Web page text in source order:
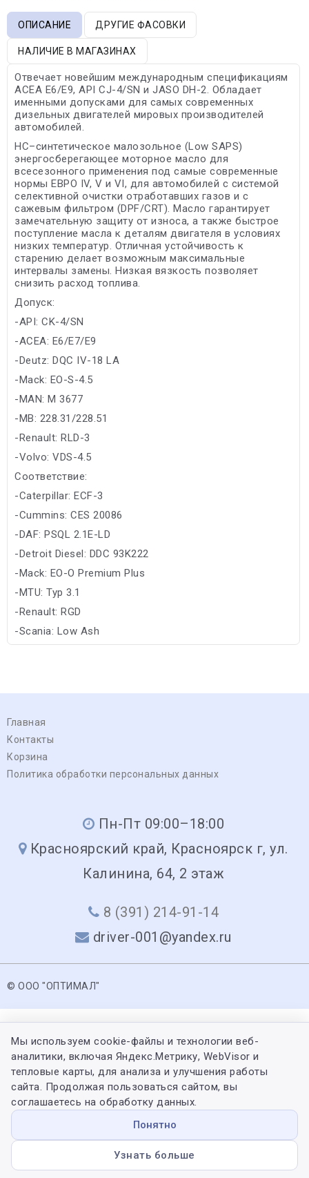
ОПИСАНИЕ ДРУГИЕ ФАСОВКИ
НАЛИЧИЕ В МАГАЗИНАХ
Отвечает новейшим международным спецификациям
ACEA E6/E9, API CJ-4/SN и JASO DH-2. Обладает
именными допусками для самых современных
дизельных двигателей мировых производителей
автомобилей.
HC–синтетическое малозольное (Low SAPS)
энергосберегающее моторное масло для
всесезонного применения под самые современные
нормы ЕВРО IV, V и VI, для автомобилей с системой
селективной очистки отработавших газов и с
сажевым фильтром (DPF/CRT). Масло гарантирует
замечательную защиту от износа, а также быстрое
поступление масла к деталям двигателя в условиях
низких температур. Отличная устойчивость к
старению делает возможным максимальные
интервалы замены. Низкая вязкость позволяет
снизить расход топлива.
Допуск:
-API: CK-4/SN
-ACEA: E6/E7/E9
-Deutz: DQC IV-18 LA
-Mack: EO-S-4.5
-MAN: M 3677
-MB: 228.31/228.51
-Renault: RLD-3
-Volvo: VDS-4.5
Соответствие:
-Caterpillar: ECF-3
-Cummins: CES 20086
-DAF: PSQL 2.1E-LD
-Detroit Diesel: DDC 93K222
-Mack: EO-O Premium Plus
-MTU: Typ 3.1
-Renault: RGD
-Scania: Low Ash
Главная
Контакты
Корзина
Политика обработки персональных данных
Пн-Пт 09:00–18:00
Красноярский край, Красноярск г, ул.
Калинина, 64, 2 этаж
8 (391) 214-91-14
driver-001@yandex.ru
© ООО "ОПТИМАЛ"
Мы используем cookie-файлы и технологии веб-
аналитики, включая Яндекс.Метрику, WebVisor и
тепловые карты, для анализа и улучшения работы
сайта. Продолжая пользоваться сайтом, вы
соглашаетесь на обработку данных.
Понятно
Узнать больше